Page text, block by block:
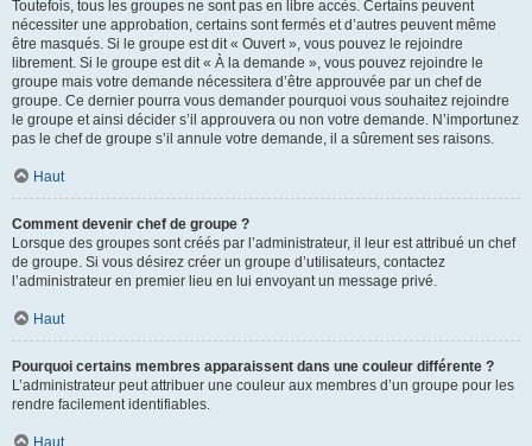
Toutefois, tous les groupes ne sont pas en libre accès. Certains peuvent
nécessiter une approbation, certains sont fermés et d’autres peuvent même
être masqués. Si le groupe est dit « Ouvert », vous pouvez le rejoindre
librement. Si le groupe est dit « À la demande », vous pouvez rejoindre le
groupe mais votre demande nécessitera d’être approuvée par un chef de
groupe. Ce dernier pourra vous demander pourquoi vous souhaitez rejoindre
le groupe et ainsi décider s’il approuvera ou non votre demande. N’importunez
pas le chef de groupe s’il annule votre demande, il a sûrement ses raisons.
Haut
Comment devenir chef de groupe ?
Lorsque des groupes sont créés par l’administrateur, il leur est attribué un chef
de groupe. Si vous désirez créer un groupe d’utilisateurs, contactez
l’administrateur en premier lieu en lui envoyant un message privé.
Haut
Pourquoi certains membres apparaissent dans une couleur différente ?
L’administrateur peut attribuer une couleur aux membres d’un groupe pour les
rendre facilement identifiables.
Haut